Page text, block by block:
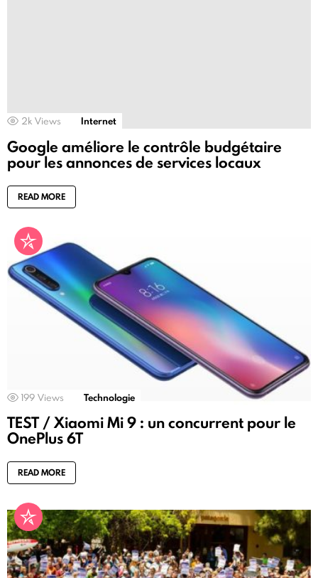
2k Views Internet
Google améliore le contrôle budgétaire
pour les annonces de services locaux
READ MORE
199 Views Technologie
TEST / Xiaomi Mi 9 : un concurrent pour le
OnePlus 6T
READ MORE